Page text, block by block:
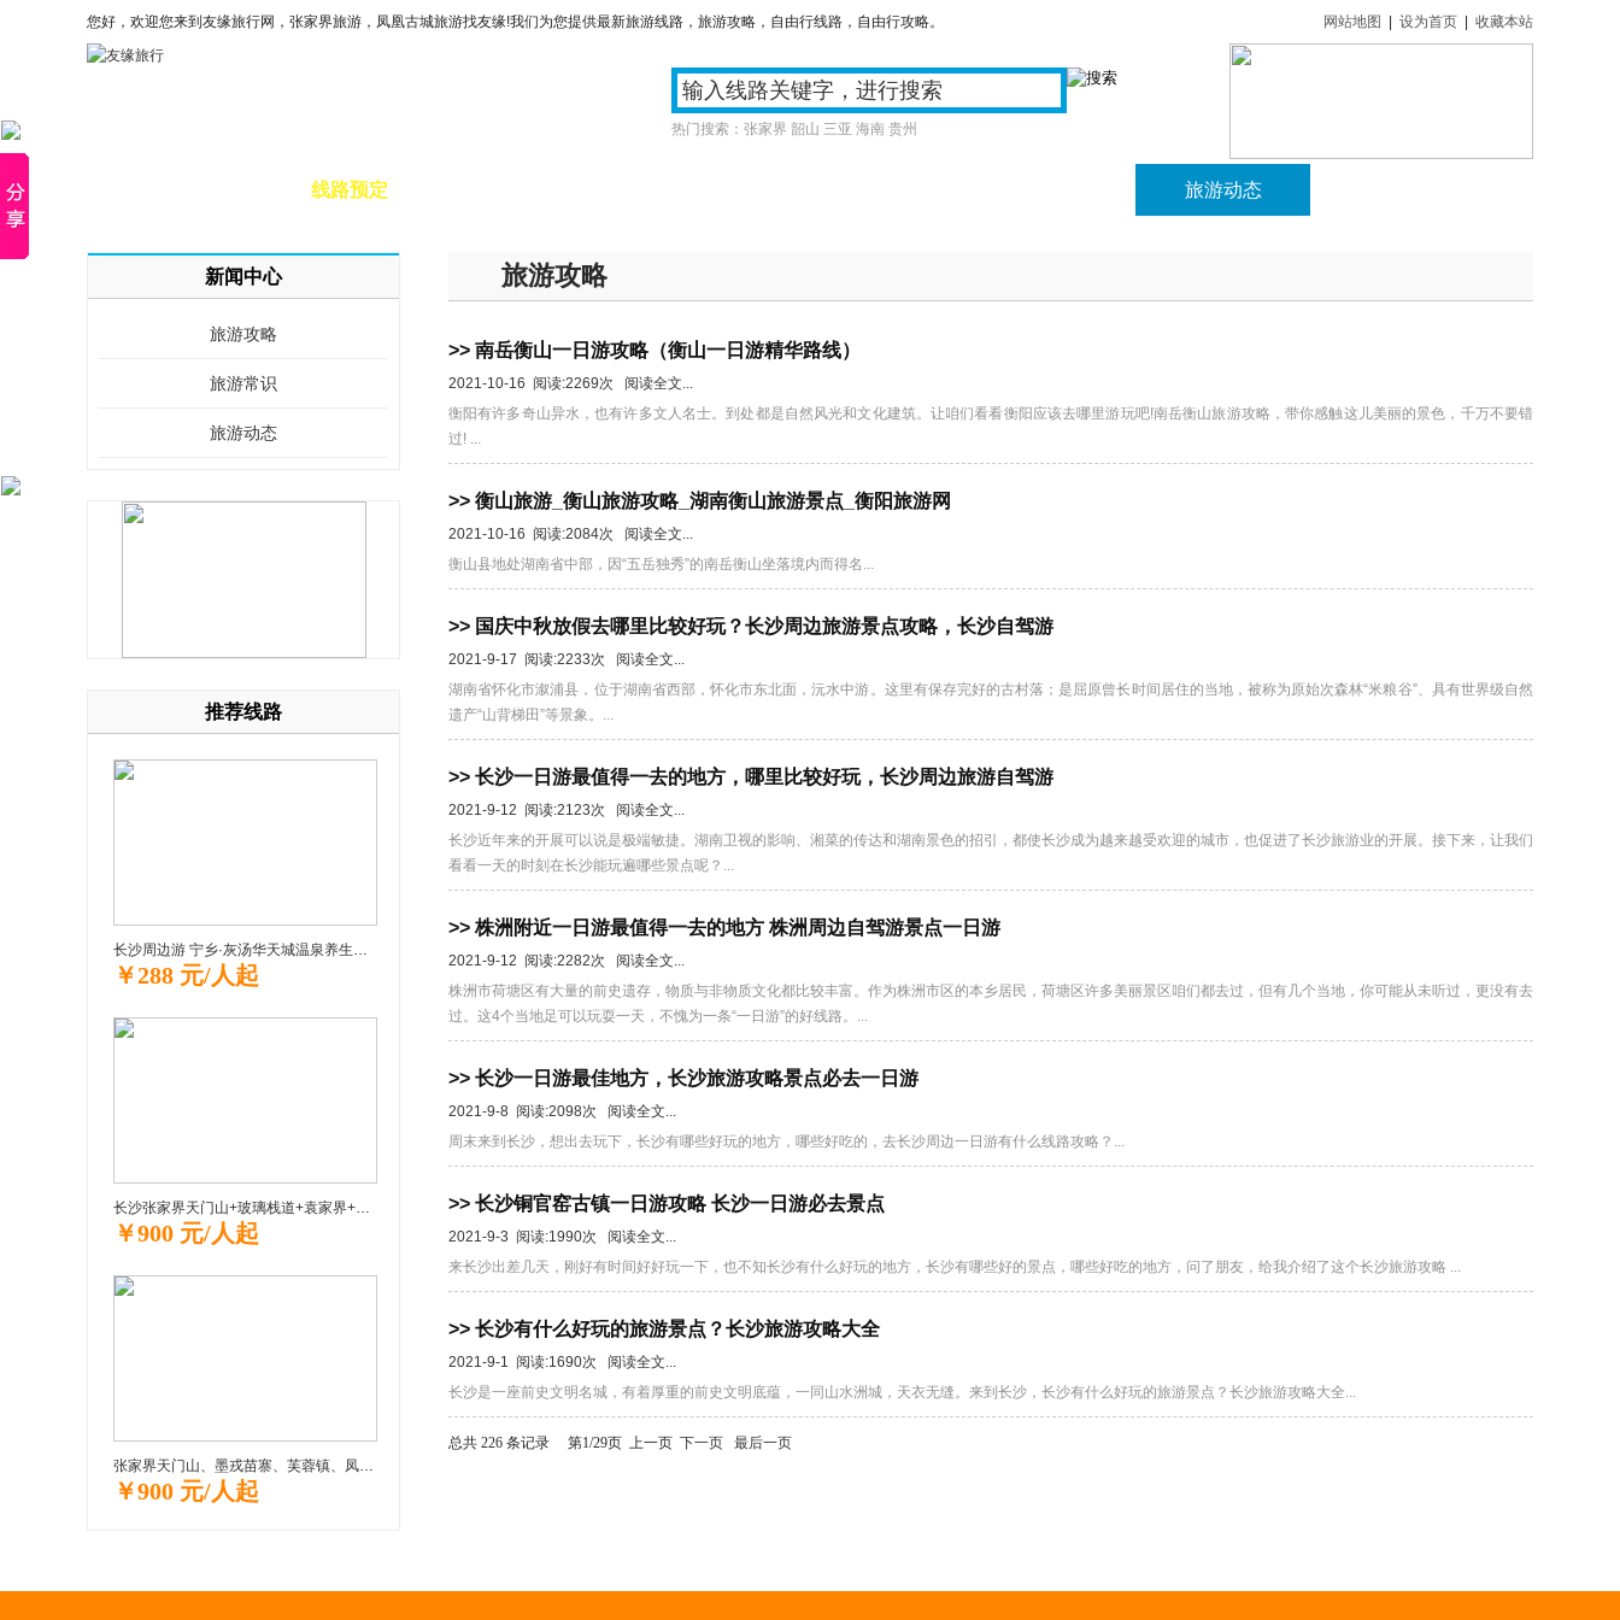
您好，欢迎您来到友缘旅行网，张家界旅游，凤凰古城旅游找友缘!我们为您提供最新旅游线路，旅游攻略，自由行线路，自由行攻略。 网站地图 设为首页 收藏本站
热门搜索： 张家界 韶山 三亚 海南 贵州
线路预定 旅游动态
新闻中心
旅游攻略
旅游常识
旅游动态
推荐线路
长沙周边游 宁乡·灰汤华天城温泉养生一日游
￥288 元/人起
长沙张家界天门山+玻璃栈道+袁家界+天子山+大峡谷玻璃桥“挑战之旅” 品质纯玩3日游
￥900 元/人起
张家界天门山、墨戎苗寨、芙蓉镇、凤凰古城尊享三日游自助游自助游
￥900 元/人起
旅游攻略
>> 南岳衡山一日游攻略（衡山一日游精华路线）
2021-10-16 阅读:2269次 阅读全文...
衡阳有许多奇山异水，也有许多文人名士。到处都是自然风光和文化建筑。让咱们看看衡阳应该去哪里游玩吧!南岳衡山旅游攻略，带你感触这儿美丽的景色，千万不要错
过! ...
>> 衡山旅游_衡山旅游攻略_湖南衡山旅游景点_衡阳旅游网
2021-10-16 阅读:2084次 阅读全文...
衡山县地处湖南省中部，因“五岳独秀”的南岳衡山坐落境内而得名...
>> 国庆中秋放假去哪里比较好玩？长沙周边旅游景点攻略，长沙自驾游
2021-9-17 阅读:2233次 阅读全文...
湖南省怀化市溆浦县，位于湖南省西部，怀化市东北面，沅水中游。这里有保存完好的古村落；是屈原曾长时间居住的当地，被称为原始次森林“米粮谷”、具有世界级自然
遗产“山背梯田”等景象。...
>> 长沙一日游最值得一去的地方，哪里比较好玩，长沙周边旅游自驾游
2021-9-12 阅读:2123次 阅读全文...
长沙近年来的开展可以说是极端敏捷。湖南卫视的影响、湘菜的传达和湖南景色的招引，都使长沙成为越来越受欢迎的城市，也促进了长沙旅游业的开展。接下来，让我们
看看一天的时刻在长沙能玩遍哪些景点呢？...
>> 株洲附近一日游最值得一去的地方 株洲周边自驾游景点一日游
2021-9-12 阅读:2282次 阅读全文...
株洲市荷塘区有大量的前史遗存，物质与非物质文化都比较丰富。作为株洲市区的本乡居民，荷塘区许多美丽景区咱们都去过，但有几个当地，你可能从未听过，更没有去
过。这4个当地足可以玩耍一天，不愧为一条“一日游”的好线路。...
>> 长沙一日游最佳地方，长沙旅游攻略景点必去一日游
2021-9-8 阅读:2098次 阅读全文...
周末来到长沙，想出去玩下，长沙有哪些好玩的地方，哪些好吃的，去长沙周边一日游有什么线路攻略？...
>> 长沙铜官窑古镇一日游攻略 长沙一日游必去景点
2021-9-3 阅读:1990次 阅读全文...
来长沙出差几天，刚好有时间好好玩一下，也不知长沙有什么好玩的地方，长沙有哪些好的景点，哪些好吃的地方，问了朋友，给我介绍了这个长沙旅游攻略 ...
>> 长沙有什么好玩的旅游景点？长沙旅游攻略大全
2021-9-1 阅读:1690次 阅读全文...
长沙是一座前史文明名城，有着厚重的前史文明底蕴，一同山水洲城，天衣无缝。来到长沙，长沙有什么好玩的旅游景点？长沙旅游攻略大全...
总共 226 条记录 第1/29页 上一页 下一页 最后一页
×